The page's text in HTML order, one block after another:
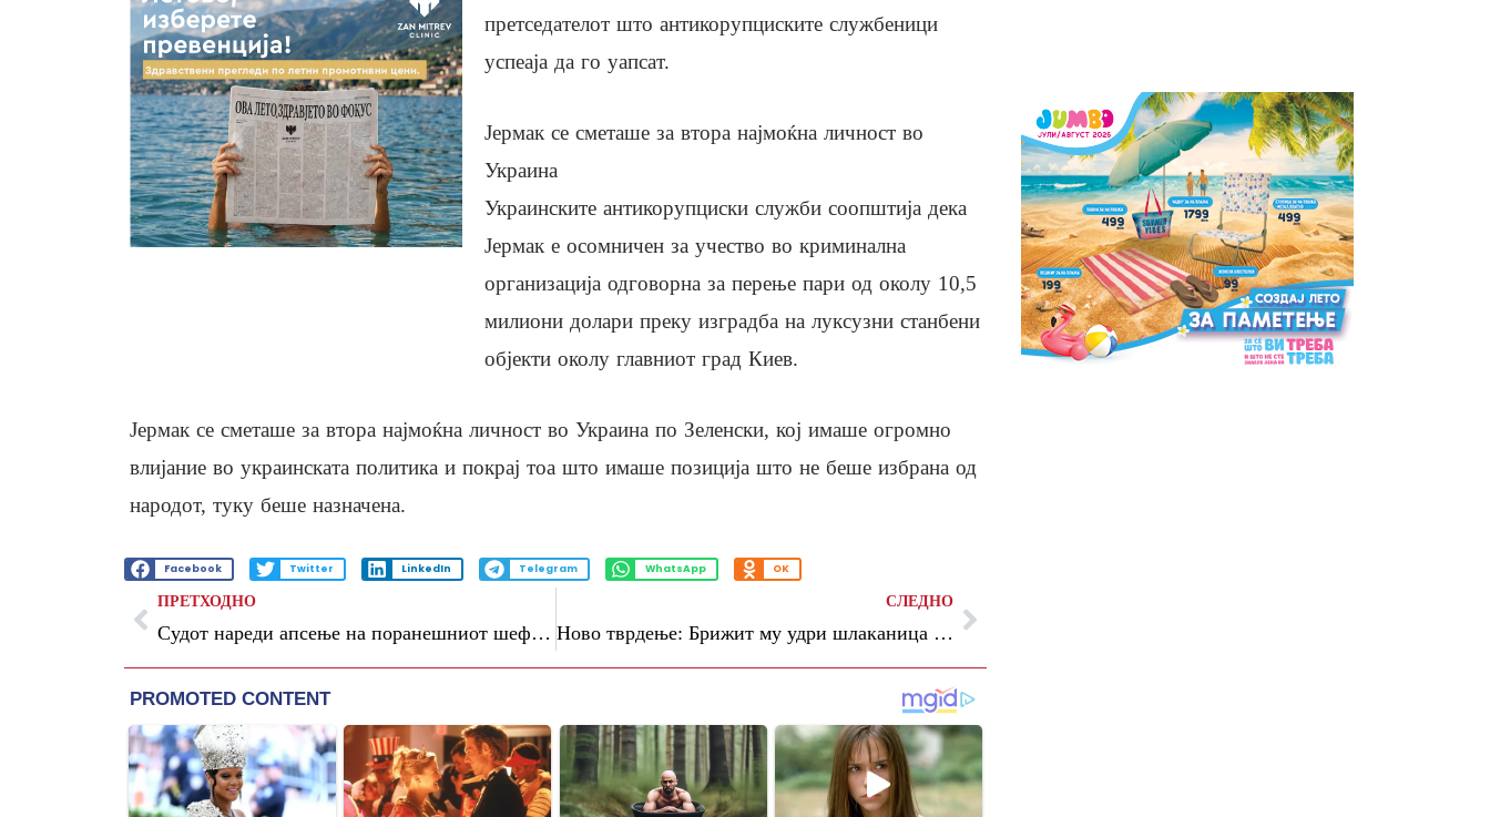
претседателот што антикорупциските службеници
успеаја да го уапсат.
Јермак се сметаше за втора најмоќна личност во
Украина
Украинските антикорупциски служби соопштија дека
Јермак е осомничен за учество во криминална
организација одговорна за перење пари од околу 10,5
милиони долари преку изградба на луксузни станбени
објекти околу главниот град Киев.
Јермак се сметаше за втора најмоќна личност во Украина по Зеленски, кој имаше огромно
влијание во украинската политика и покрај тоа што имаше позиција што не беше избрана од
народот, туку беше назначена.
Facebook Twitter LinkedIn Telegram WhatsApp OK
ПРЕТХОДНО
Судот нареди апсење на поранешниот шеф на кабинетот на Зеленски: „Немам за кауција“
СЛЕДНО
Ново тврдење: Брижит му удри шлаканица на Макрон поради пораките што му ги испратила иранска актерка